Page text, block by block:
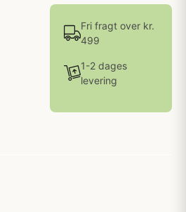
Fri fragt over kr.
499
1-2 dages
levering